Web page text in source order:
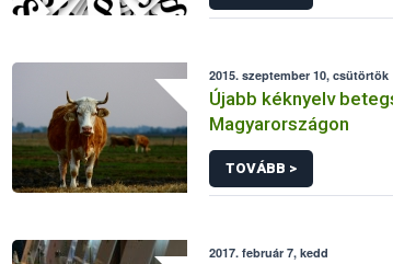
2015. szeptember 10, csütörtök
Újabb kéknyelv
Magyarországon
TOVÁBB >
2017. február 7, kedd